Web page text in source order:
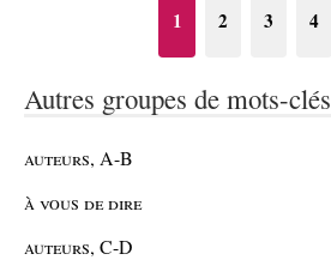
1 2 3 4
Autres groupes de mots-clés
auteurs, A-B
à vous de dire
auteurs, C-D